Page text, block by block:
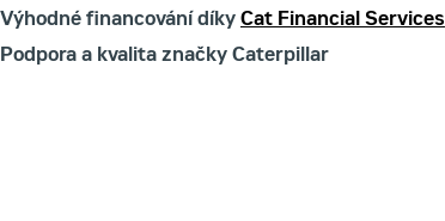
Výhodné financování díky Cat Financial Services
Podpora a kvalita značky Caterpillar